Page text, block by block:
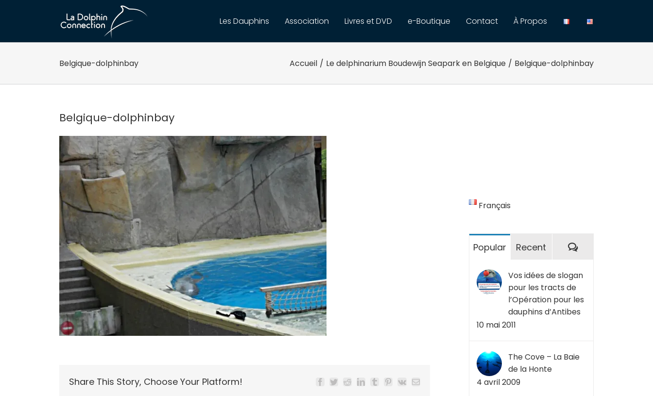
Les Dauphins Association Livres et DVD e-Boutique Contact À Propos
Belgique-dolphinbay Accueil / Le delphinarium Boudewijn Seapark en Belgique / Belgique-dolphinbay
Belgique-dolphinbay
Share This Story, Choose Your Platform! Facebook
TwitterRedditLinkedIn
TumblrPinterest
Vk Email
Français
Popular Recent Commentaires
Vos idées de slogan
pour les tracts de
l’Opération pour les
dauphins d’Antibes
10 mai 2011
The Cove – La Baie
de la Honte
4 avril 2009